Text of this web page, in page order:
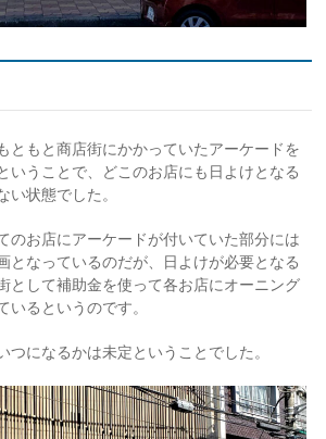
ともと商店街にかかっていたアーケードを
いうことで、どこのお店にも日よけとなる
い状態でした。
のお店にアーケードが付いていた部分には
となっているのだが、日よけが必要となる
として補助金を使って各お店にオーニング
いるというのです。
つになるかは未定ということでした。